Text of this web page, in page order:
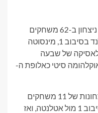
הספרס הגיעו לגמר ה-NBA על ידי ניצחון ב-62 משחקים
בעונה הסדירה, חלפו על פני פורטלנד בסיבוב 1, מינסוטה
בקלאסיקה של שבעה
סיטי כאלופת ה-
הניקס הגיעו לכאן בכוח של רצף ניצחונות של 11 משחקים
בפלייאוף – השלושה האחרונים בסיבוב 1 מול אטלנטה, ואז